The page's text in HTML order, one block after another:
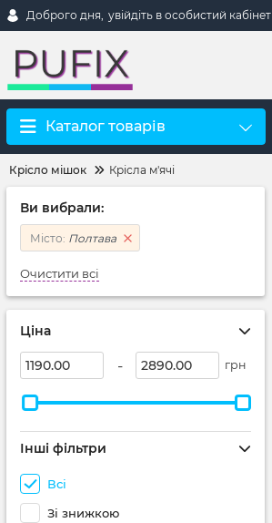
Доброго дня, увійдіть в особистий кабінет
Каталог товарів
Крісло мішок Крісла м'ячі
Ви вибрали:
Місто: Полтава
Очистити всі
Ціна
- грн
Інші фільтри
Всі
Зі знижкою